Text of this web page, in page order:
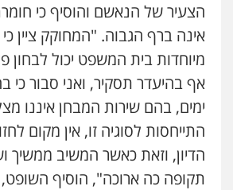
הצעיר של הנאשם והוסיף כי
אינה ברף הגבוה. "המחוקק ציין
מיוחדות בית המשפט יכול לבחון
אף בהיעדר תסקיר, ואני סבור כי
ימים, בהם שירות המבחן איננו
התייחסות לסוגיה זו, אין מקום
הדיון, וזאת כאשר המשיב ממשיך
תקופה כה ארוכה", הוסיף השופט,
אחסון אתרים
גיבוי
מקצועיים לעורכי דין
מרכז התחלה חדשה
אסירים עבירות מין
לעורכי דין
0544500346